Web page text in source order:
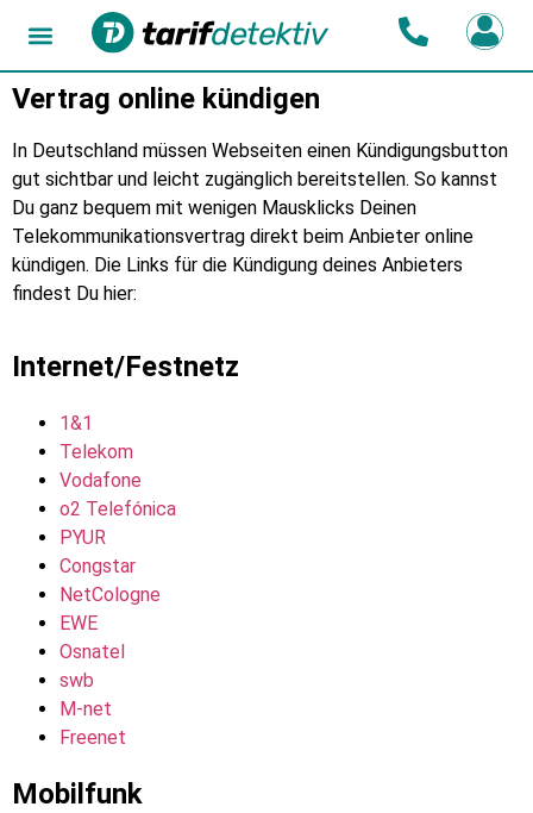
Vertrag online kündigen
In Deutschland müssen Webseiten einen Kündigungsbutton
gut sichtbar und leicht zugänglich bereitstellen. So kannst
Du ganz bequem mit wenigen Mausklicks Deinen
Telekommunikationsvertrag direkt beim Anbieter online
kündigen. Die Links für die Kündigung deines Anbieters
findest Du hier:
Internet/Festnetz
1&1
Telekom
Vodafone
o2 Telefónica
PYUR
Congstar
NetCologne
EWE
Osnatel
swb
M-net
Freenet
Mobilfunk